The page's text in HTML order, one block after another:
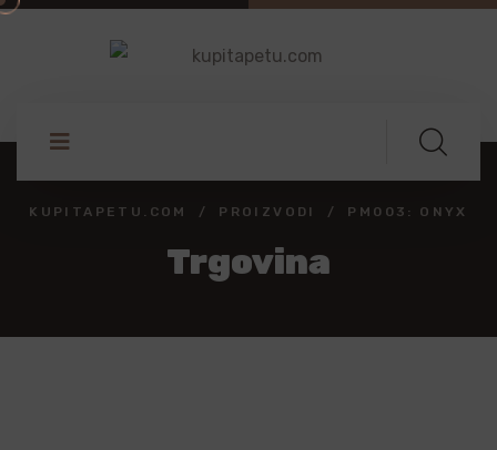
KUPITAPETU.COM PROIZVODI PM003: ONYX
Trgovina